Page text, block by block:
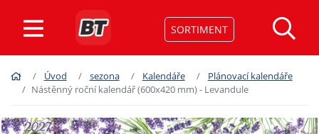
SORTIMENT
Úvod sezona Kalendáře
Plánovací kalendáře
Nástěnný roční kalendář (600x420 mm) - Levandule